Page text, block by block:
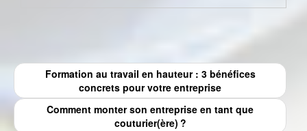
Formation au travail en hauteur : 3 bénéfices
concrets pour votre entreprise
Comment monter son entreprise en tant que
couturier(ère) ?